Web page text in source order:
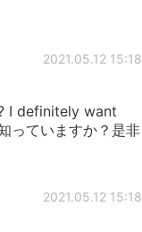
2021.05.12 15:18
I definitely want
っていますか？是非
2021.05.12 15:18